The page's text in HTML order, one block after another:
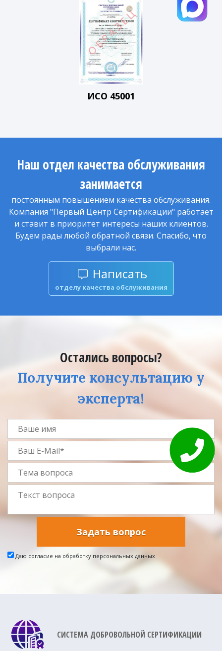
ИСО 45001
Наш отдел качества обслуживания
занимается
постоянным повышением качества обслуживания.
Компания "Первый Центр Сертификации" работает
и ставит в приоритет интересы наших клиентов.
Будем рады любой обратной связи. Спасибо, что
выбрали нас.
Написать
отделу качества обслуживания
Остались вопросы?
Получите консультацию у
эксперта!
Задать вопрос
Даю согласие на обработку персональных данных
СИСТЕМА ДОБРОВОЛЬНОЙ СЕРТИФИКАЦИИ